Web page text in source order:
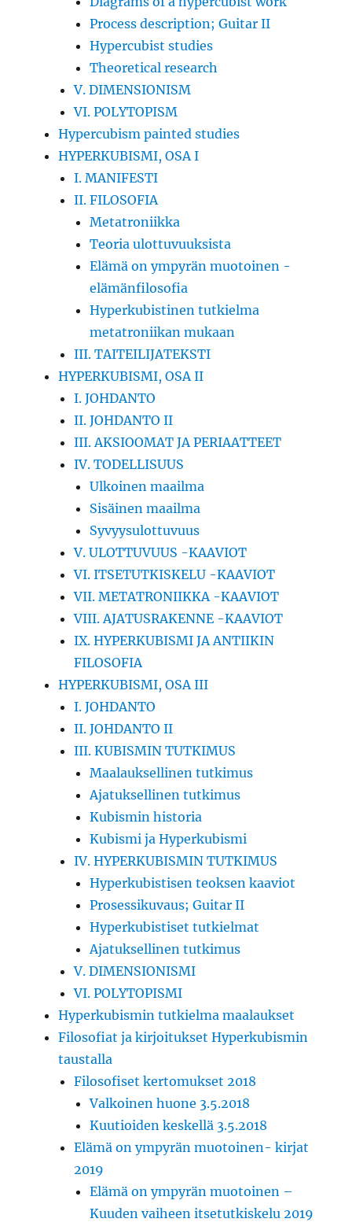
Process description; Guitar II
Hypercubist studies
Theoretical research
V. DIMENSIONISM
VI. POLYTOPISM
Hypercubism painted studies
HYPERKUBISMI, OSA I
I. MANIFESTI
II. FILOSOFIA
Metatroniikka
Teoria ulottuvuuksista
Elämä on ympyrän muotoinen -
elämänfilosofia
Hyperkubistinen tutkielma
metatroniikan mukaan
III. TAITEILIJATEKSTI
HYPERKUBISMI, OSA II
I. JOHDANTO
II. JOHDANTO II
III. AKSIOOMAT JA PERIAATTEET
IV. TODELLISUUS
Ulkoinen maailma
Sisäinen maailma
Syvyysulottuvuus
V. ULOTTUVUUS -KAAVIOT
VI. ITSETUTKISKELU -KAAVIOT
VII. METATRONIIKKA -KAAVIOT
VIII. AJATUSRAKENNE -KAAVIOT
IX. HYPERKUBISMI JA ANTIIKIN
FILOSOFIA
HYPERKUBISMI, OSA III
I. JOHDANTO
II. JOHDANTO II
III. KUBISMIN TUTKIMUS
Maalauksellinen tutkimus
Ajatuksellinen tutkimus
Kubismin historia
Kubismi ja Hyperkubismi
IV. HYPERKUBISMIN TUTKIMUS
Hyperkubistisen teoksen kaaviot
Prosessikuvaus; Guitar II
Hyperkubistiset tutkielmat
Ajatuksellinen tutkimus
V. DIMENSIONISMI
VI. POLYTOPISMI
Hyperkubismin tutkielma maalaukset
Filosofiat ja kirjoitukset Hyperkubismin
taustalla
Filosofiset kertomukset 2018
Valkoinen huone 3.5.2018
Kuutioiden keskellä 3.5.2018
Elämä on ympyrän muotoinen- kirjat
2019
Elämä on ympyrän muotoinen –
Kuuden vaiheen itsetutkiskelu 2019